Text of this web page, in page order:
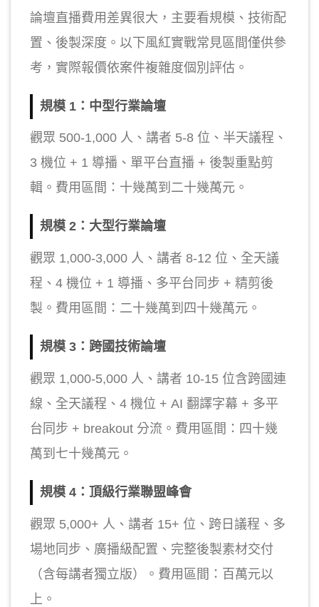
論壇直播費用差異很大，主要看規模、技術配
置、後製深度。以下風紅實戰常見區間僅供參
考，實際報價依案件複雜度個別評估。
規模 1：中型行業論壇
觀眾 500-1,000 人、講者 5-8 位、半天議程、
3 機位 + 1 導播、單平台直播 + 後製重點剪
輯。費用區間：十幾萬到二十幾萬元。
規模 2：大型行業論壇
觀眾 1,000-3,000 人、講者 8-12 位、全天議
程、4 機位 + 1 導播、多平台同步 + 精剪後
製。費用區間：二十幾萬到四十幾萬元。
規模 3：跨國技術論壇
觀眾 1,000-5,000 人、講者 10-15 位含跨國連
線、全天議程、4 機位 + AI 翻譯字幕 + 多平
台同步 + breakout 分流。費用區間：四十幾
萬到七十幾萬元。
規模 4：頂級行業聯盟峰會
觀眾 5,000+ 人、講者 15+ 位、跨日議程、多
場地同步、廣播級配置、完整後製素材交付
（含每講者獨立版）。費用區間：百萬元以
上。